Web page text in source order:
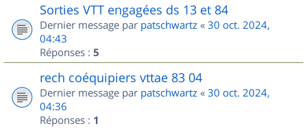
Sorties VTT engagées ds 13 et 84
Dernier message par patschwartz « 30 oct. 2024,
04:43
Réponses : 5
rech coéquipiers vttae 83 04
Dernier message par patschwartz « 30 oct. 2024,
04:36
Réponses : 1